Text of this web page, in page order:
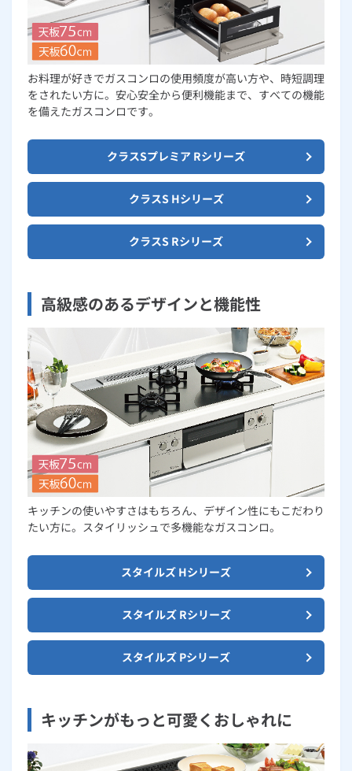
お料理が好きでガスコンロの使用頻度が高い方や、時短調理
をされたい方に。安心安全から便利機能まで、すべての機能
を備えたガスコンロです。
クラスSプレミア Rシリーズ
クラスS Hシリーズ
クラスS Rシリーズ
高級感のあるデザインと機能性
キッチンの使いやすさはもちろん、デザイン性にもこだわり
たい方に。スタイリッシュで多機能なガスコンロ。
スタイルズ Hシリーズ
スタイルズ Rシリーズ
スタイルズ Pシリーズ
キッチンがもっと可愛くおしゃれに